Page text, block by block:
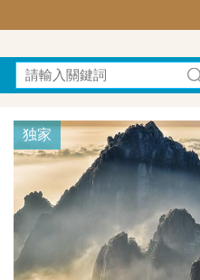
独家